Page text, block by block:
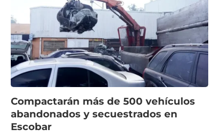
Compactarán más de 500 vehículos
abandonados y secuestrados en
Escobar